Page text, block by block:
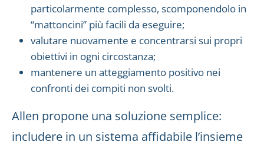
particolarmente complesso, scomponendolo in
“mattoncini” più facili da eseguire;
valutare nuovamente e concentrarsi sui propri
obiettivi in ogni circostanza;
mantenere un atteggiamento positivo nei
confronti dei compiti non svolti.
Allen propone una soluzione semplice:
includere in un sistema affidabile l’insieme